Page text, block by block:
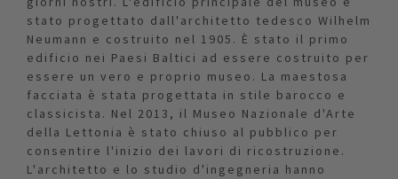
stato progettato dall'architetto tedesco Wilhelm
Neumann e costruito nel 1905. È stato il primo
edificio nei Paesi Baltici ad essere costruito per
essere un vero e proprio museo. La maestosa
facciata è stata progettata in stile barocco e
classicista. Nel 2013, il Museo Nazionale d'Arte
della Lettonia è stato chiuso al pubblico per
consentire l'inizio dei lavori di ricostruzione.
L'architetto e lo studio d'ingegneria hanno